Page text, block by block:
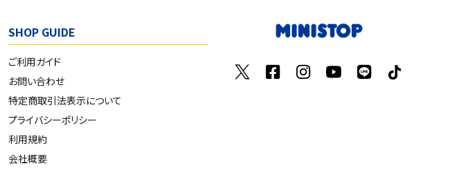
SHOP GUIDE
ご利用ガイド
お問い合わせ
特定商取引法表示について
プライバシーポリシー
利用規約
会社概要